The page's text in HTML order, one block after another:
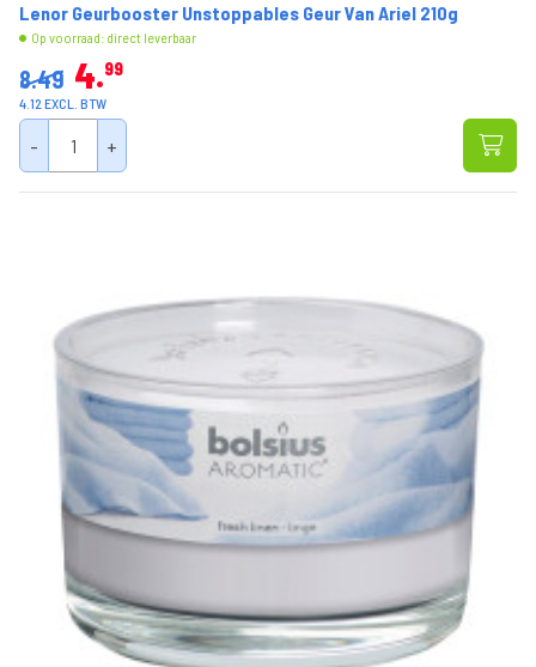
Lenor Geurbooster Unstoppables Geur Van Ariel 210g
Op voorraad: direct leverbaar
8.49 4 99
4.12 EXCL. BTW
- +